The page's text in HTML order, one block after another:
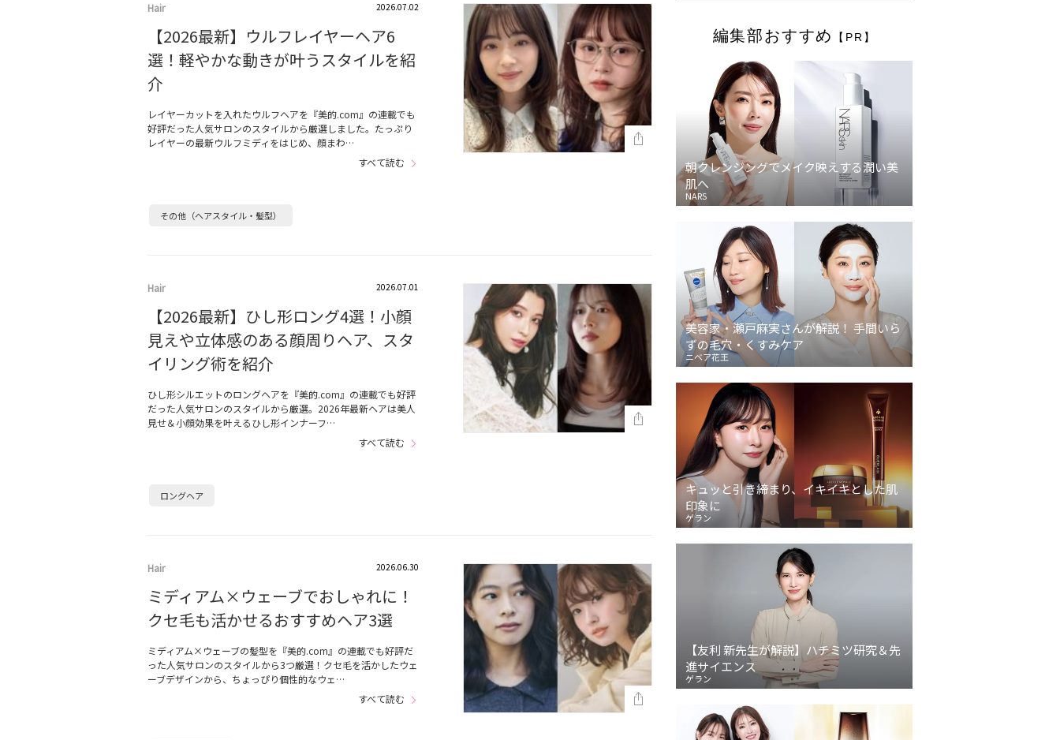
Hair 2026.07.02
【2026最新】ウルフレイヤーヘア6
選！軽やかな動きが叶うスタイルを紹
介
レイヤーカットを入れたウルフヘアを『美的.com』の連載でも
好評だった人気サロンのスタイルから厳選しました。たっぷり
レイヤーの最新ウルフミディをはじめ、顔まわ…
すべて読む
その他（ヘアスタイル・髪型）
Hair 2026.07.01
【2026最新】ひし形ロング4選！小顔
見えや立体感のある顔周りヘア、スタ
イリング術を紹介
ひし形シルエットのロングヘアを『美的.com』の連載でも好評
だった人気サロンのスタイルから厳選。2026年最新ヘアは美人
見せ＆小顔効果を叶えるひし形インナーフ…
すべて読む
ロングヘア
Hair 2026.06.30
ミディアム×ウェーブでおしゃれに！
クセ毛も活かせるおすすめヘア3選
ミディアム×ウェーブの髪型を『美的.com』の連載でも好評だ
った人気サロンのスタイルから3つ厳選！クセ毛を活かしたウェ
ーブデザインから、ちょっぴり個性的なウェ…
すべて読む
編集部おすすめ 【PR】
朝クレンジングでメイク映えする潤い美
肌へ
NARS
美容家・瀬戸麻実さんが解説！ 手間いら
ずの毛穴・くすみケア
ニベア花王
キュッと引き締まり、イキイキとした肌
印象に
ゲラン
【友利 新先生が解説】ハチミツ研究＆先
進サイエンス
ゲラン